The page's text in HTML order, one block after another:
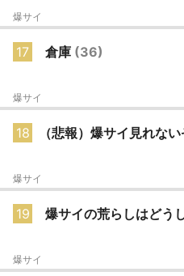
爆サイ
17 倉庫 (36)
爆サイ
18 （悲報）爆サイ見れな
爆サイ
19 爆サイの荒らしはどう
爆サイ